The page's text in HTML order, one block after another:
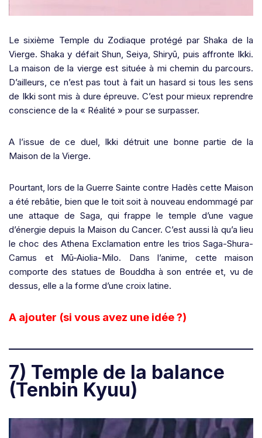
Le sixième Temple du Zodiaque protégé par Shaka de la
Vierge. Shaka y défait Shun, Seiya, Shiryū, puis affronte Ikki.
La maison de la vierge est située à mi chemin du parcours.
D’ailleurs, ce n’est pas tout à fait un hasard si tous les sens
de Ikki sont mis à dure épreuve. C’est pour mieux reprendre
conscience de la « Réalité » pour se surpasser.
A l’issue de ce duel, Ikki détruit une bonne partie de la
Maison de la Vierge.
Pourtant, lors de la Guerre Sainte contre Hadès cette Maison
a été rebâtie, bien que le toit soit à nouveau endommagé par
une attaque de Saga, qui frappe le temple d’une vague
d’énergie depuis la Maison du Cancer. C’est aussi là qu’a lieu
le choc des Athena Exclamation entre les trios Saga-Shura-
Camus et Mū-Aiolia-Milo. Dans l’anime, cette maison
comporte des statues de Bouddha à son entrée et, vu de
dessus, elle a la forme d’une croix latine.
A ajouter (si vous avez une idée ?)
7) Temple de la balance
(Tenbin Kyuu)